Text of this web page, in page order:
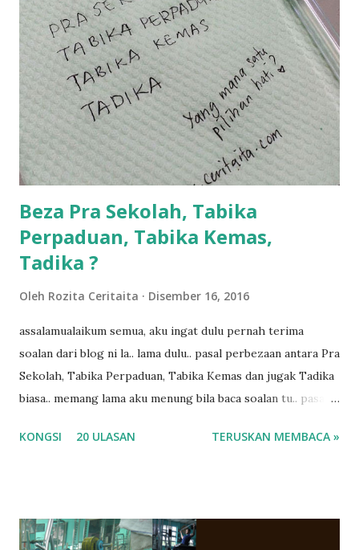
sikit...dalam perjalanan dari dalam kereta tu biasalah kan
kami memang akan pimpin anak-anak jalan sampai masuk
dalam... dan kebiasanya bagi anak 4 macam kami ni bahagi-
bahagi lah siapa nak pimpin siapa... dan biasanya aku akan
dukung adik hadi sambil pimpin kakak husna... yang abg
ngah dengan abg long terserah pada shah la pulak.. tapi
kalau ikut anak-anak semua nak ummi pimpin... ajer rebeh
ba...
Beza Pra Sekolah, Tabika
Perpaduan, Tabika Kemas,
Tadika ?
Oleh Rozita Ceritaita Disember 16, 2016
assalamualaikum semua, aku ingat dulu pernah terima
soalan dari blog ni la.. lama dulu.. pasal perbezaan antara Pra
Sekolah, Tabika Perpaduan, Tabika Kemas dan jugak Tadika
biasa.. memang lama aku menung bila baca soalan tu.. pasal
ko.. masa tu aku baru je ada anak sorang dan aku hentam je
tanya sapa-sapa pun masa tu.. bila fikir-fikirkan balik terasa
KONGSI 20 ULASAN TERUSKAN MEMBACA »